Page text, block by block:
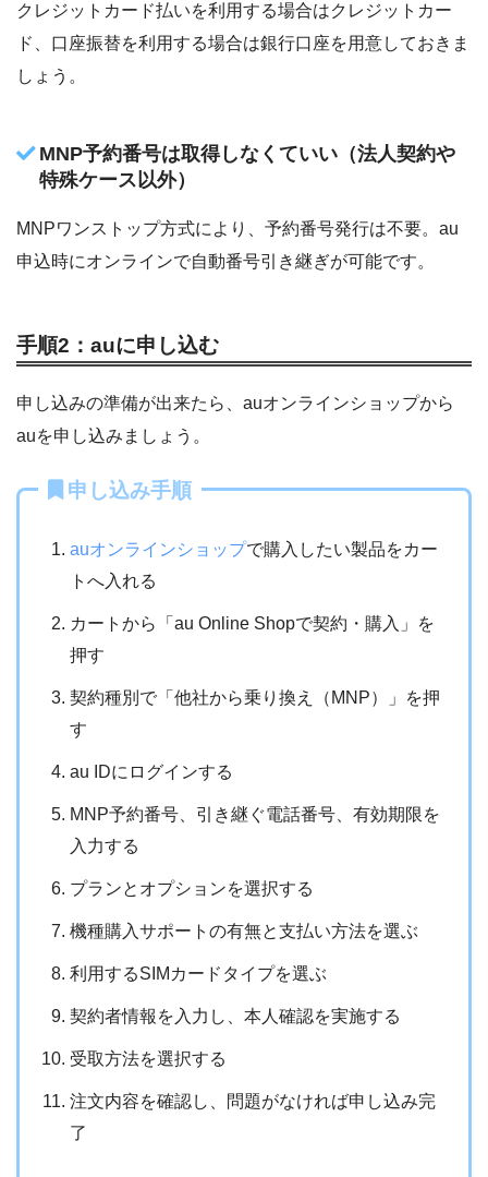
クレジットカード払いを利用する場合はクレジットカー
ド、口座振替を利用する場合は銀行口座を用意しておきま
しょう。
MNP予約番号は取得しなくていい（法人契約や
特殊ケース以外）
MNPワンストップ方式により、予約番号発行は不要。au
申込時にオンラインで自動番号引き継ぎが可能です。
手順2：auに申し込む
申し込みの準備が出来たら、auオンラインショップから
auを申し込みましょう。
申し込み手順
auオンラインショップで購入したい製品をカー
トへ入れる
カートから「au Online Shopで契約・購入」を
押す
契約種別で「他社から乗り換え（MNP）」を押
す
au IDにログインする
MNP予約番号、引き継ぐ電話番号、有効期限を
入力する
プランとオプションを選択する
機種購入サポートの有無と支払い方法を選ぶ
利用するSIMカードタイプを選ぶ
契約者情報を入力し、本人確認を実施する
受取方法を選択する
注文内容を確認し、問題がなければ申し込み完
了